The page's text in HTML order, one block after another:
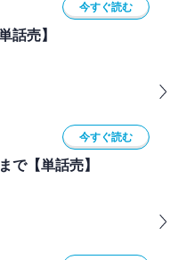
今すぐ読む
話売】
今すぐ読む
で【単話売】